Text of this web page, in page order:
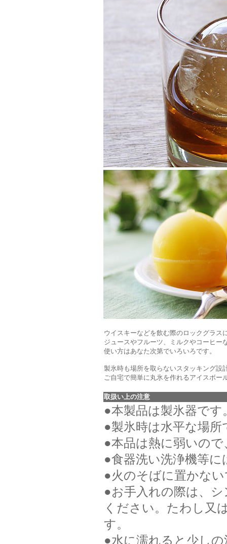
ウイスキーなどを飲む際のロックグラス
ジュースやフルーツ、ミルクやコーヒー
使い方はあなた次第でいろいろです。
製氷時も場所を取らないスタッキング設
ご自宅で簡単に丸氷を作れるアイスボー
取扱い上の注意
●本製品は製氷器で
●製氷時は水平な場
●本品は熱に弱いの
●食器洗い洗浄機等
●火のそばに置かな
●お手入れの際は、
ください。たわし又
す。
●水に濡れると少し